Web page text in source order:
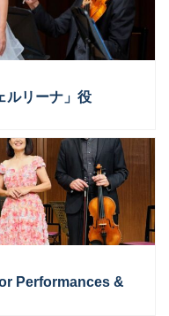
ルリーナ」役
Performances &